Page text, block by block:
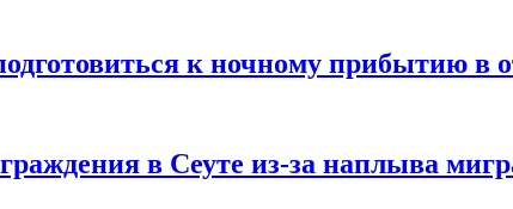
к ночному прибытию в
в Сеуте из-за наплыва